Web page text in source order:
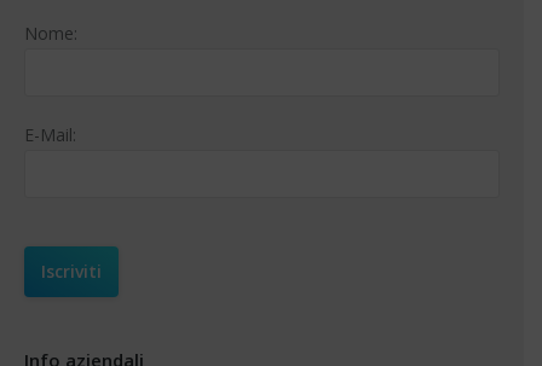
Nome:
E-Mail:
Info aziendali